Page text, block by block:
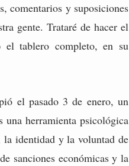
comentarios y suposiciones
gente. Trataré de hacer el
tablero completo, en su
el pasado 3 de enero, un
herramienta psicológica
identidad y la voluntad de
sanciones económicas y la